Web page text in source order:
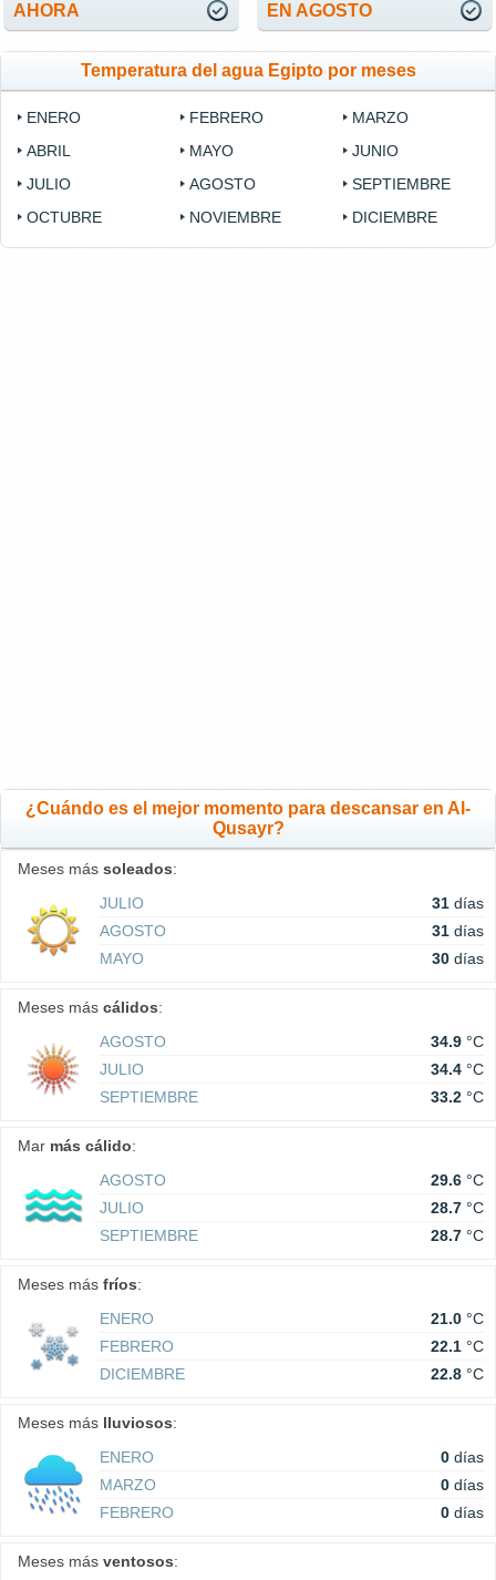
AHORA EN AGOSTO
Temperatura del agua Egipto por meses
ENERO FEBRERO
MARZO
ABRIL
MAYO
JUNIO
JULIO
AGOSTO
SEPTIEMBRE
OCTUBRE
NOVIEMBRE DICIEMBRE
¿Cuándo es el mejor momento para descansar en Al-
Qusayr?
Meses más soleados:
JULIO
31 días
AGOSTO
31 días
MAYO
30 días
Meses más cálidos:
AGOSTO
34.9 °C
JULIO
34.4 °C
SEPTIEMBRE
33.2 °C
Mar más cálido:
AGOSTO
29.6 °C
JULIO
28.7 °C
SEPTIEMBRE
28.7 °C
Meses más fríos:
ENERO
21.0 °C
FEBRERO
22.1 °C
DICIEMBRE
22.8 °C
Meses más lluviosos:
ENERO
0 días
MARZO
0 días
FEBRERO
0 días
Meses más ventosos: